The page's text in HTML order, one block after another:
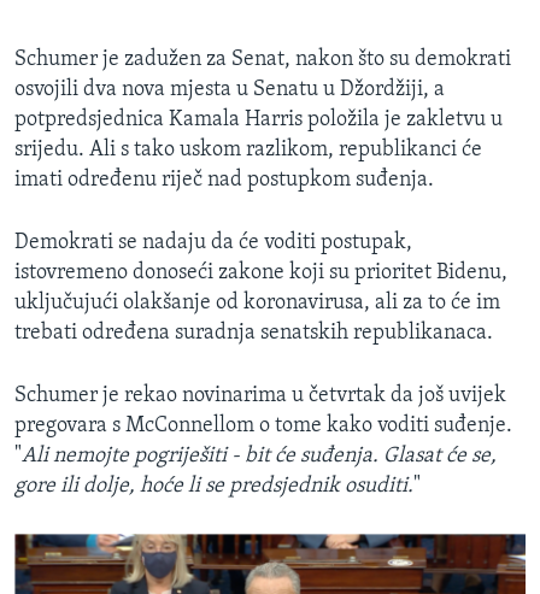
Schumer je zadužen za Senat, nakon što su demokrati
osvojili dva nova mjesta u Senatu u Džordžiji, a
potpredsjednica Kamala Harris položila je zakletvu u
srijedu. Ali s tako uskom razlikom, republikanci će
imati određenu riječ nad postupkom suđenja.
Demokrati se nadaju da će voditi postupak,
istovremeno donoseći zakone koji su prioritet Bidenu,
uključujući olakšanje od koronavirusa, ali za to će im
trebati određena suradnja senatskih republikanaca.
Schumer je rekao novinarima u četvrtak da još uvijek
pregovara s McConnellom o tome kako voditi suđenje.
"Ali nemojte pogriješiti - bit će suđenja. Glasat će se,
gore ili dolje, hoće li se predsjednik osuditi."